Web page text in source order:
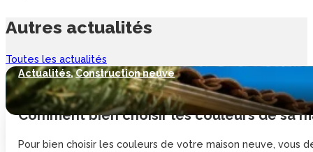
Autres actualités
Toutes les actualités
Actualités,Construction neuve
Comment bien choisir les couleurs de sa
Pour bien choisir les couleurs de votre maison neuve, vous